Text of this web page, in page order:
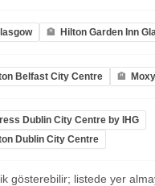
Hilton Garden Inn
Belfast City Centre
Dublin City Centre by IHG
Dublin City Centre
gösterebilir; listede yer